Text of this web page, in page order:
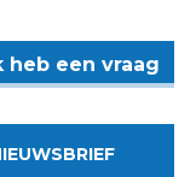
heb een vraag